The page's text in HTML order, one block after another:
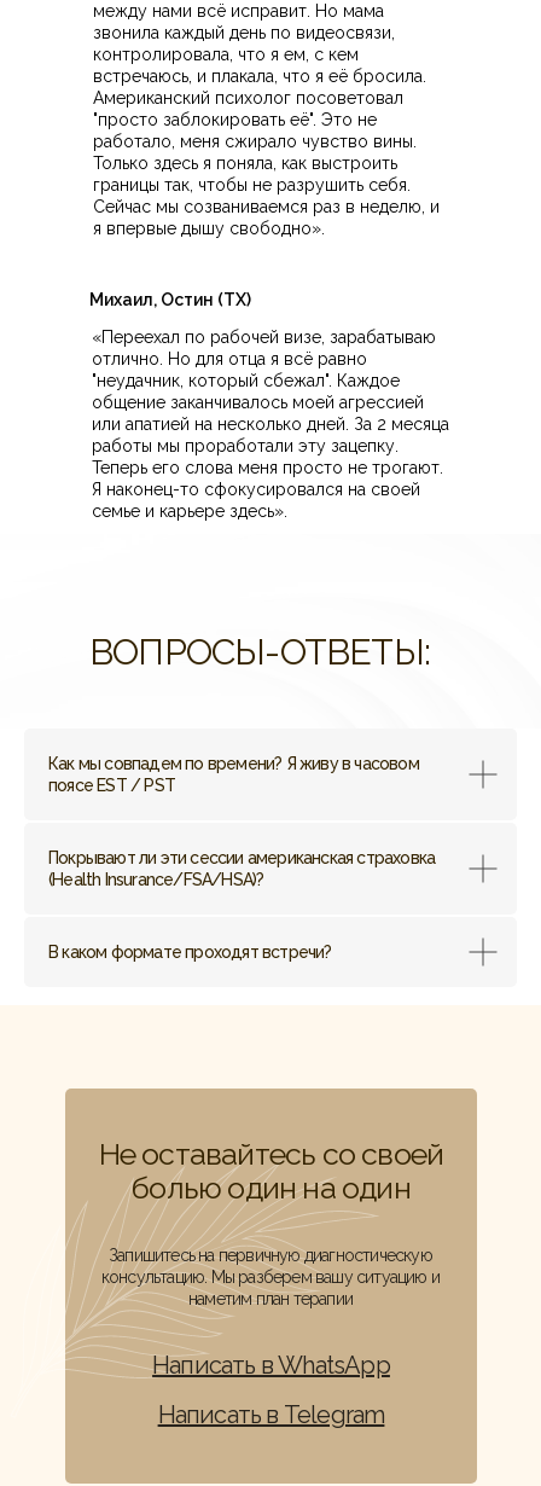
между нами всё исправит. Но мама
звонила каждый день по видеосвязи,
контролировала, что я ем, с кем
встречаюсь, и плакала, что я её бросила.
Американский психолог посоветовал
"просто заблокировать её". Это не
работало, меня сжирало чувство вины.
Только здесь я поняла, как выстроить
границы так, чтобы не разрушить себя.
Сейчас мы созваниваемся раз в неделю, и
я впервые дышу свободно».
«Переехал по рабочей визе, зарабатываю
отлично. Но для отца я всё равно
"неудачник, который сбежал". Каждое
общение заканчивалось моей агрессией
или апатией на несколько дней. За 2 месяца
работы мы проработали эту зацепку.
Теперь его слова меня просто не трогают.
Я наконец-то сфокусировался на своей
семье и карьере здесь».
Михаил, Остин (TX)
ВОПРОСЫ-ОТВЕТЫ:
Как мы совпадем по времени? Я живу в часовом
поясе EST / PST
Покрывают ли эти сессии американская страховка
(Health Insurance/FSA/HSA)?
В каком формате проходят встречи?
Не оставайтесь со своей
болью один на один
Запишитесь на первичную диагностическую
консультацию. Мы разберем вашу ситуацию и
наметим план терапии
Написать в WhatsApp
Написать в Telegram